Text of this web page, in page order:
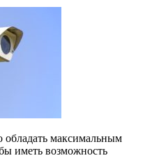
максимальным
иметь возможность